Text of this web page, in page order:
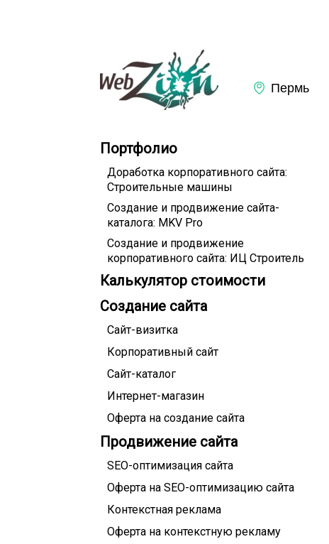
Портфолио
Доработка корпоративного сайта:
Строительные машины
Создание и продвижение сайта-
каталога: MKV Pro
Создание и продвижение
корпоративного сайта: ИЦ Строитель
Калькулятор стоимости
Создание сайта
Сайт-визитка
Корпоративный сайт
Сайт-каталог
Интернет-магазин
Оферта на создание сайта
Продвижение сайта
SEO-оптимизация сайта
Оферта на SEO-оптимизацию сайта
Контекстная реклама
Оферта на контекстную рекламу